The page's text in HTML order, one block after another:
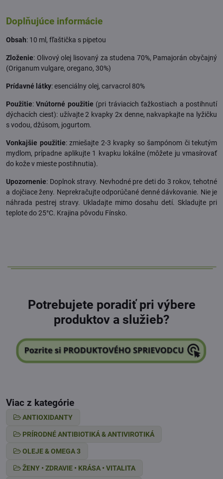
Doplňujúce informácie
Obsah: 10 ml, fľaštička s pipetou
Zloženie: Olivový olej lisovaný za studena 70%, Pamajorán obyčajný
(Origanum vulgare, oregano, 30%)
Prídavné látky:esenciálny olej, carvacrol 80%
Použitie: Vnútorné použitie (pri tráviacich ťažkostiach a postihnutí
dýchacích ciest): užívajte 2 kvapky 2x denne, nakvapkajte na lyžičku
s vodou, džúsom, jogurtom.
Vonkajšie použitie: zmiešajte 2-3 kvapky so šampónom či tekutým
mydlom, prípadne aplikujte 1 kvapku lokálne (môžete ju vmasírovať
do kože v mieste postihnutia).
Upozornenie: Doplnok stravy. Nevhodné pre deti do 3 rokov, tehotné
a dojčiace ženy. Neprekračujte odporúčané denné dávkovanie. Nie je
náhrada pestrej stravy. Ukladajte mimo dosahu detí. Skladujte pri
teplote do 25°C. Krajina pôvodu Fínsko.
Potrebujete poradiť pri výbere
produktov a služieb?
Viac z kategórie
ANTIOXIDANTY
PRÍRODNÉ ANTIBIOTIKÁ & ANTIVIROTIKÁ
OLEJE & OMEGA 3
ŽENY • ZDRAVIE • KRÁSA • VITALITA